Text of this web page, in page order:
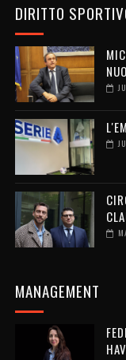
DIRITTO
MANAGEMENT